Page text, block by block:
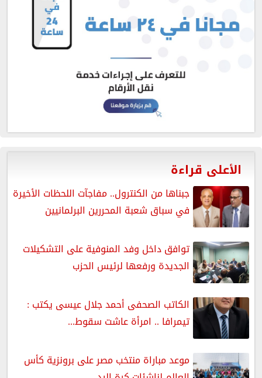
الأعلى قراءة
جبناها من الكنترول.. مفاجآت اللحظات الأخيرة
في سباق شعبة المحررين البرلمانيين
توافق داخل وفد المنوفية على التشكيلات
الجديدة ورفعها لرئيس الحزب
الكاتب الصحفى أحمد جلال عيسى يكتب :
تيمرافا .. امرأة عاشت سقوط...
موعد مباراة منتخب مصر على برونزية كأس